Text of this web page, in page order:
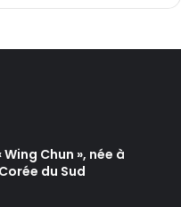
Chun », née à
du Sud